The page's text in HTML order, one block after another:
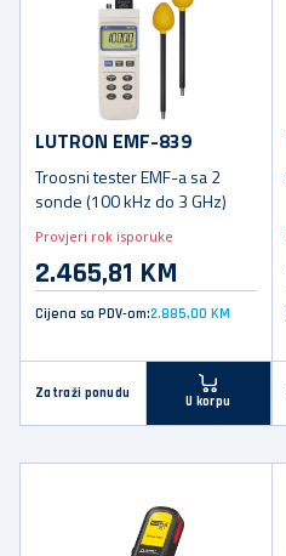
LUTRON EMF-839
Troosni tester EMF-a sa 2
sonde (100 kHz do 3 GHz)
Provjeri rok isporuke
2.465,81 KM
Cijena sa PDV-om:2.885,00 KM
Zatraži ponudu
U korpu